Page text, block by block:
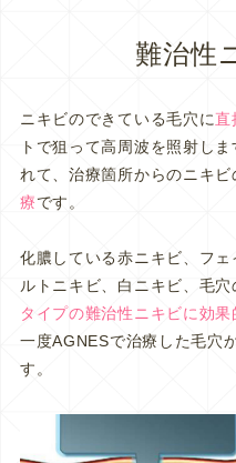
難治性
ニキビのできている毛穴に直
トで狙って高周波を照射し
れて、治療箇所からのニキビ
療です。
化膿している赤ニキビ、フ
ルトニキビ、白ニキビ、毛
タイプの難治性ニキビに効果
一度AGNESで治療した毛穴
す。